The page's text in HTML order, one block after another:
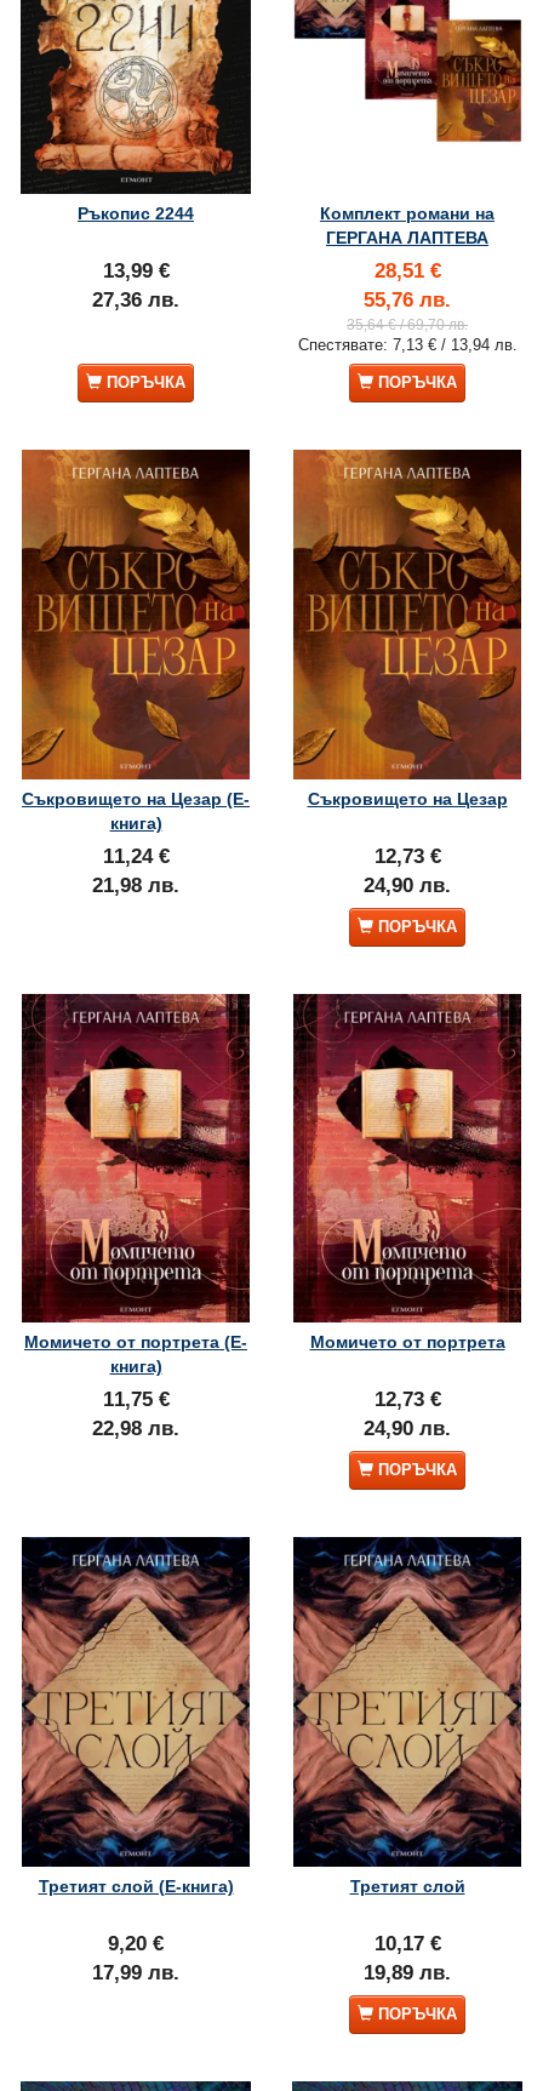
Ръкопис 2244
13,99 €
27,36 лв.
ПОРЪЧКА
Комплект романи на
ГЕРГАНА ЛАПТЕВА
28,51 €
55,76 лв.
35,64 €/ 69,70 лв.
Спестявате: 7,13 € / 13,94 лв.
ПОРЪЧКА
Съкровището на Цезар (Е-
книга)
11,24 €
21,98 лв.
Съкровището на Цезар
12,73 €
24,90 лв.
ПОРЪЧКА
Момичето от портрета (Е-
книга)
11,75 €
22,98 лв.
Момичето от портрета
12,73 €
24,90 лв.
ПОРЪЧКА
Третият слой (Е-книга)
9,20 €
17,99 лв.
Третият слой
10,17 €
19,89 лв.
ПОРЪЧКА